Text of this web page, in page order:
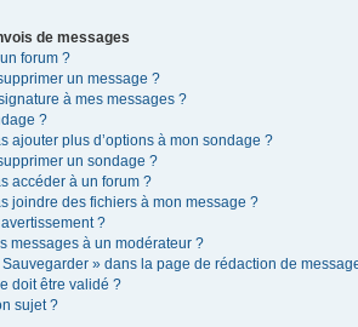
de messages
forum ?
un message ?
à mes messages ?
?
ajouter plus d’options à mon sondage ?
un sondage ?
accéder à un forum ?
joindre des fichiers à mon message ?
?
messages à un modérateur ?
» dans la page de rédaction de
doit être validé ?
sujet ?